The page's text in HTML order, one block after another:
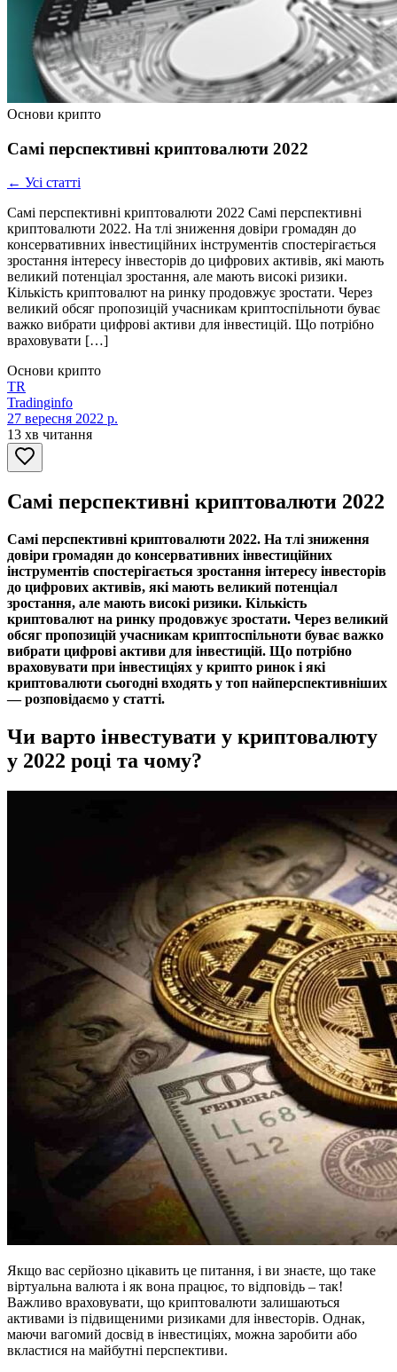
Основи крипто
Самі перспективні криптовалюти 2022
← Усі статті
Самі перспективні криптовалюти 2022 Самі перспективні
криптовалюти 2022. На тлі зниження довіри громадян до
консервативних інвестиційних інструментів спостерігається
зростання інтересу інвесторів до цифрових активів, які мають
великий потенціал зростання, але мають високі ризики.
Кількість криптовалют на ринку продовжує зростати. Через
великий обсяг пропозицій учасникам криптоспільноти буває
важко вибрати цифрові активи для інвестицій. Що потрібно
враховувати […]
Основи крипто
TR
Tradinginfo
27 вересня 2022 р.
13 хв читання
Самі перспективні криптовалюти 2022
Самі перспективні криптовалюти 2022. На тлі зниження
довіри громадян до консервативних інвестиційних
інструментів спостерігається зростання інтересу інвесторів
до цифрових активів, які мають великий потенціал
зростання, але мають високі ризики. Кількість
криптовалют на ринку продовжує зростати. Через великий
обсяг пропозицій учасникам криптоспільноти буває важко
вибрати цифрові активи для інвестицій. Що потрібно
враховувати при інвестиціях у крипто ринок і які
криптовалюти сьогодні входять у топ найперспективніших
— розповідаємо у статті.
Чи варто інвестувати у криптовалюту
у 2022 році та чому?
Якщо вас серйозно цікавить це питання, і ви знаєте, що таке
віртуальна валюта і як вона працює, то відповідь – так!
Важливо враховувати, що криптовалюти залишаються
активами із підвищеними ризиками для інвесторів. Однак,
маючи вагомий досвід в інвестиціях, можна заробити або
вкластися на майбутні перспективи.